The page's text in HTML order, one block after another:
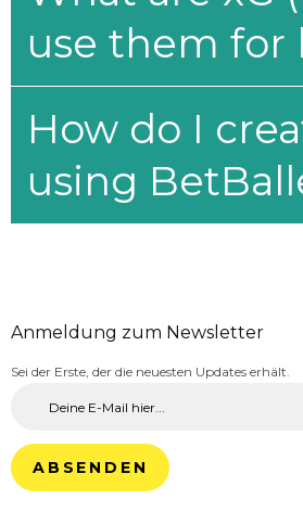
use them for
How do I
using
Anmeldung zum Newsletter
Sei der Erste, der die neuesten Updates erhält.
ABSENDEN